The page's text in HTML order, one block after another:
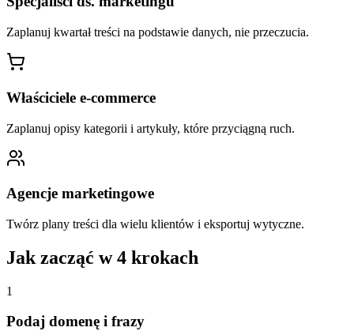
Zaplanuj kwartał treści na podstawie danych, nie przeczucia.
Właściciele e-commerce
Zaplanuj opisy kategorii i artykuły, które przyciągną ruch.
Agencje marketingowe
Twórz plany treści dla wielu klientów i eksportuj wytyczne.
Jak zacząć w 4 krokach
1
Podaj domenę i frazy